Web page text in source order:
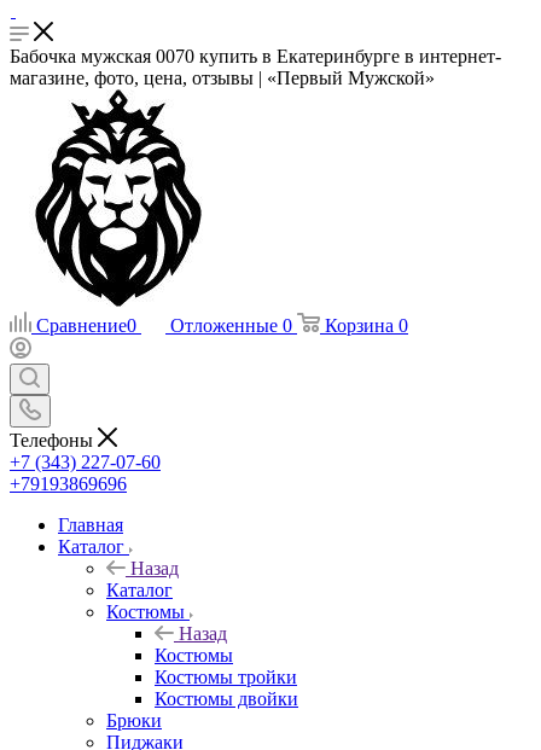
Бабочка мужская 0070 купить в Екатеринбурге в интернет-
магазине, фото, цена, отзывы | «Первый Мужской»
Сравнение0 Отложенные 0 Корзина 0
Телефоны
+7 (343) 227-07-60
+79193869696
Главная
Каталог
Назад
Каталог
Костюмы
Назад
Костюмы
Костюмы тройки
Костюмы двойки
Брюки
Пиджаки